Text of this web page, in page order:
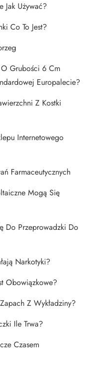
Jak Używać?
Co To Jest?
Grubości 6 Cm
Europalecie?
Z Kostki
Internetowego
Farmaceutycznych
Mogą Się
Do Przeprowadzki Do
Narkotyki?
Obowiązkowe?
Z Wykładziny?
Ile Trwa?
Czasem